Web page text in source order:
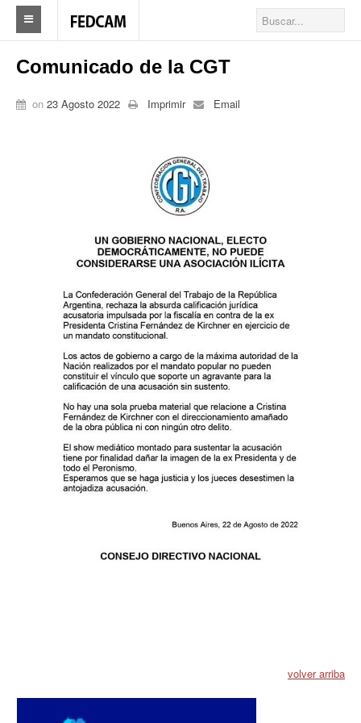
Home
Actualidad Sindicatos
Camioneros solidarios
Publicaciones
Revista Los Camioneros
Anuario 20 años
Biblioteca Sindical
Galería de videos
Campañas de prevención
Comunicado de la CGT
on 23 Agosto 2022 Imprimir Email
volver arriba